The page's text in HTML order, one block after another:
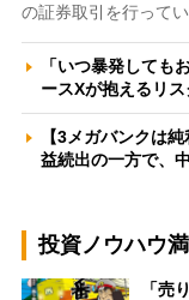
の証券取引を行って
「いつ暴発しても
ースXが抱えるリ
【3メガバンクは
益続出の一方で、
投資ノウハウ
「売